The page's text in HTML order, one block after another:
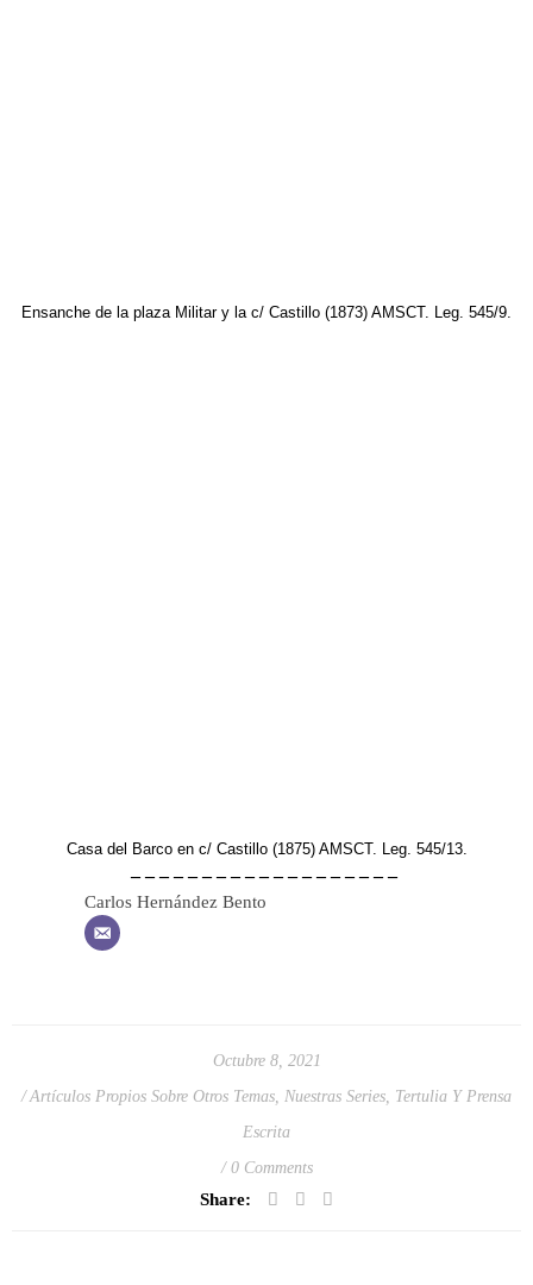
Ensanche de la plaza Militar y la c/ Castillo (1873) AMSCT. Leg. 545/9.
Casa del Barco en c/ Castillo (1875) AMSCT. Leg. 545/13.
– – – – – – – – – – – – – – – – – – –
Carlos Hernández Bento
Octubre 8, 2021
Artículos Propios Sobre Otros Temas, Nuestras Series, Tertulia Y Prensa
Escrita
0 Comments
Share: